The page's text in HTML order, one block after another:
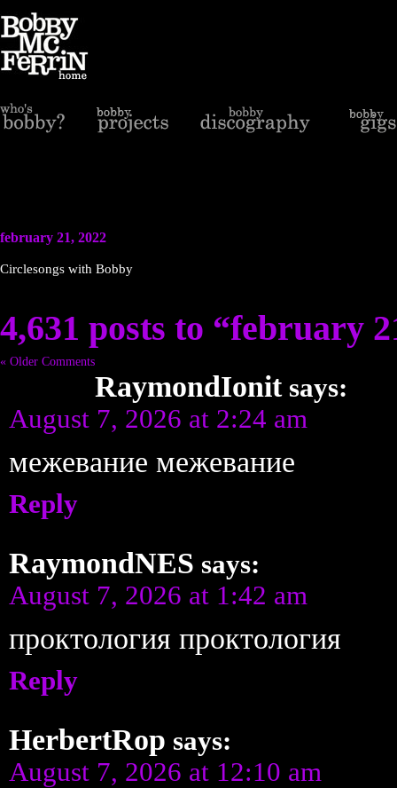
february 21, 2022
Circlesongs with Bobby
4,631 posts to “february
« Older Comments
RaymondIonit says:
August 7, 2026 at 2:24 am
межевание межевание
Reply
RaymondNES says:
August 7, 2026 at 1:42 am
проктология проктология
Reply
HerbertRop says:
August 7, 2026 at 12:10 am